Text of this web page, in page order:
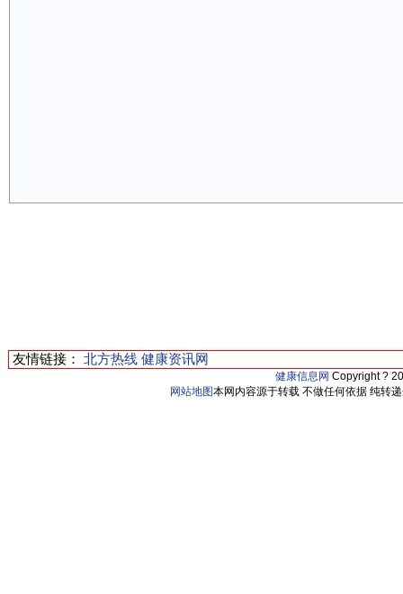
友情链接： 北方热线 健康资讯网
健康信息网 Copyright ?
网站地图本网内容源于转载 不做任何依据 纯转